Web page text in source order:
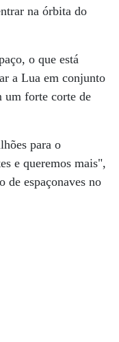
na órbita do
o que está
a Lua em conjunto
um forte corte de
para o
e queremos mais",
de espaçonaves no